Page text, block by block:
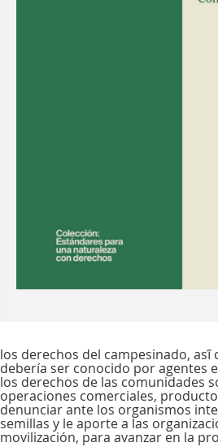
los derechos del campesinado,
debería ser conocido por agentes
los derechos de las comunidades
operaciones comerciales,
denunciar ante los organismos
semillas y le aporte a las
movilización, para avanzar en la